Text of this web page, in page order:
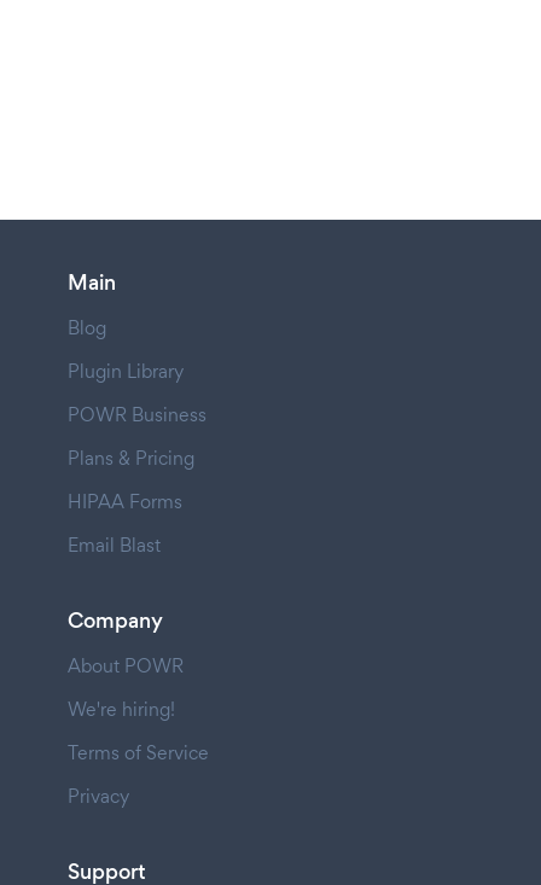
Main
Blog
Plugin Library
POWR Business
Plans & Pricing
HIPAA Forms
Email Blast
Company
About POWR
We're hiring!
Terms of Service
Privacy
Support